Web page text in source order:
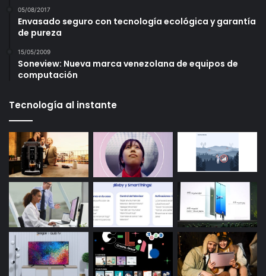
05/08/2017
Envasado seguro con tecnología ecológica y garantía
de pureza
15/05/2009
Soneview: Nueva marca venezolana de equipos de
computación
Tecnología al instante